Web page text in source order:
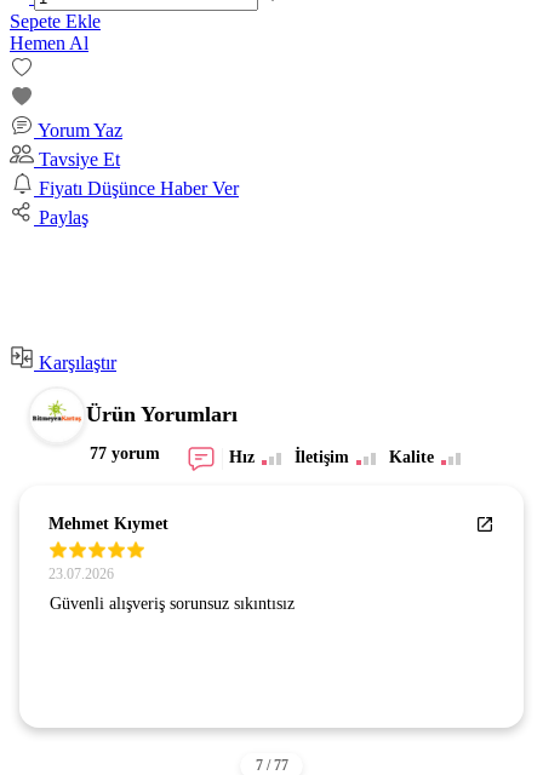
Sepete Ekle
Hemen Al
Yorum Yaz
Tavsiye Et
Fiyatı Düşünce Haber Ver
Paylaş
Karşılaştır
Ürün Yorumları
77 yorum Hız İletişim Kalite
Mehmet Kıymet
23.07.2026
Güvenli alışveriş sorunsuz sıkıntısız